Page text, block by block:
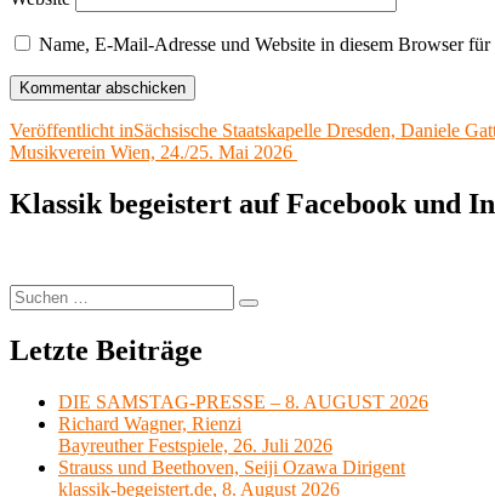
Name, E-Mail-Adresse und Website in diesem Browser
Beitragsnavigation
Veröffentlicht inSächsische Staatskapelle Dresden, Daniele
Musikverein Wien, 24./25. Mai 2026
Klassik begeistert auf Facebook und
Suchen
nach:
Suchen
Letzte Beiträge
DIE SAMSTAG-PRESSE – 8. AUGUST 2026
Richard Wagner, Rienzi
Bayreuther Festspiele, 26. Juli 2026
Strauss und Beethoven, Seiji Ozawa Dirigent
klassik-begeistert.de, 8. August 2026